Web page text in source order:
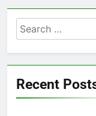
Search
for:
Recent